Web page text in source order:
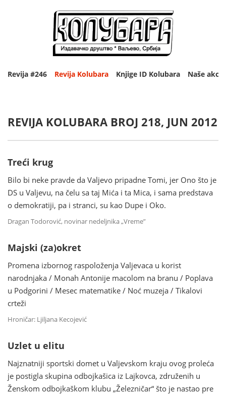
Revija #246 Revija Kolubara Knjige ID Kolubara Naše
REVIJA KOLUBARA BROJ 218, JUN 2012
Treći krug
Bilo bi neke pravde da Valjevo pripadne Tomi, jer Ono što je
DS u Valjevu, na čelu sa taj Mića i ta Mica, i sama predstava
o demokratiji, pa i stranci, su kao Dupe i Oko.
Dragan Todorović, novinar nedeljnika „Vreme”
Majski (za)okret
Promena izbornog raspoloženja Valjevaca u korist
narodnjaka / Monah Antonije macolom na branu / Poplava
u Podgorini / Mesec matematike / Noć muzeja / Tikalovi
crteži
Hroničar: Ljiljana Kecojević
Uzlet u elitu
Najznatniji sportski domet u Valjevskom kraju ovog proleća
je postigla skupina odbojkašica iz Lajkovca, združenih u
Ženskom odbojkaškom klubu „Železničar“ što je nastao pre